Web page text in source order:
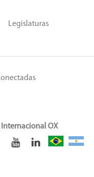
Legislaturas
OX